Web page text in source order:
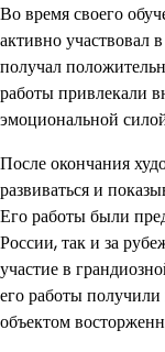
Во время своего
активно участвовал
получал
работы привлекали
эмоциональной
После окончания
развиваться и
Его работы были
России, так и за
участие в
его работы
объектом